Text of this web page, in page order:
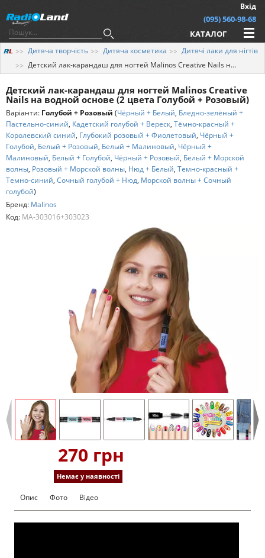
Вхід
(095) 560-98-68
КАТАЛОГ
Дитяча творчість Дитяча косметика
Дитячі лаки для нігтів
Детский лак-карандаш для ногтей Malinos Creative Nails на водной основе (2 цвета Голубой + Розовый)
Детский лак-карандаш для ногтей Malinos Creative
Nails на водной основе (2 цвета Голубой + Розовый)
Варіанти: Голубой + Розовый (Чёрный + Белый, Бледно-зелёный +
Пастельно-синий, Кадетский голубой + Вереск, Тёмно-красный +
Королевский синий, Глубокий розовый + Фиолетовый, Чёрный +
Голубой, Белый + Розовый, Белый + Малиновый, Чёрный +
Малиновый, Белый + Голубой, Чёрный + Розовый, Белый + Морской
волны, Розовый + Морской волны, Нюд + Белый, Темно-красный +
Темно-синий, Сочный голубой + Нюд, Морской волны + Сочный
голубой)
Бренд: Malinos
Код: MA-303016+303023
270 грн
Немає у наявності
Опис Фото Відео